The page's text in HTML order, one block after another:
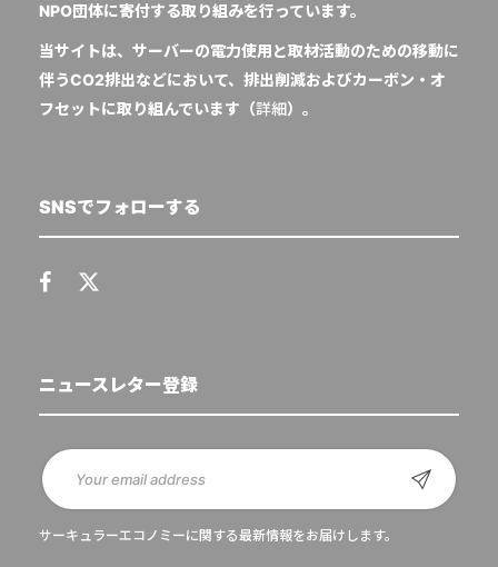
NPO団体に寄付する取り組みを行っています。
当サイトは、サーバーの電力使用と取材活動のための移動に
伴うCO2排出などにおいて、排出削減およびカーボン・オ
フセットに取り組んでいます（詳細）。
SNSでフォローする
ニュースレター登録
サーキュラーエコノミーに関する最新情報をお届けします。